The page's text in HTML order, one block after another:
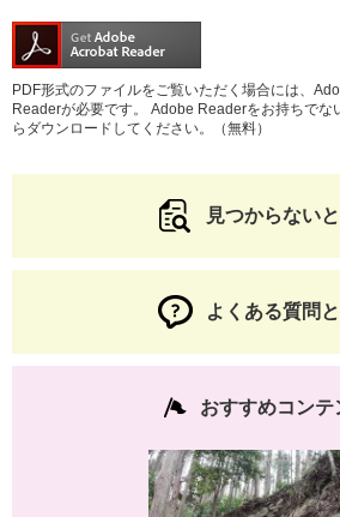
PDF形式のファイルをご覧いただく場合には、
Readerが必要です。
Adobe Readerをお持ちでな
らダウンロードしてください。（無料）
見つからない
よくある質問
おすすめコンテ